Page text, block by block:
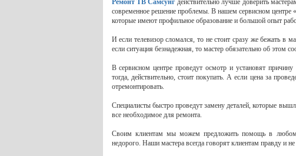
Ремонт ТВ Самсунгдействительно лучше доверить
современное решение проблемы. В нашем сервисном центре
которые имеют профильное образование и большой опыт
И если телевизор сломался, то не стоит сразу же бежать в
если ситуация безнадежная, то мастер обязательно об этом
В сервисном центре проведут осмотр и установят
тогда, действительно, стоит покупать. А если цена за
отремонтировать.
Специалисты быстро проведут замену деталей, которые
все необходимое для ремонта.
Своим клиентам мы можем предложить помощь в
недорого. Наши мастера всегда говорят клиентам правду и